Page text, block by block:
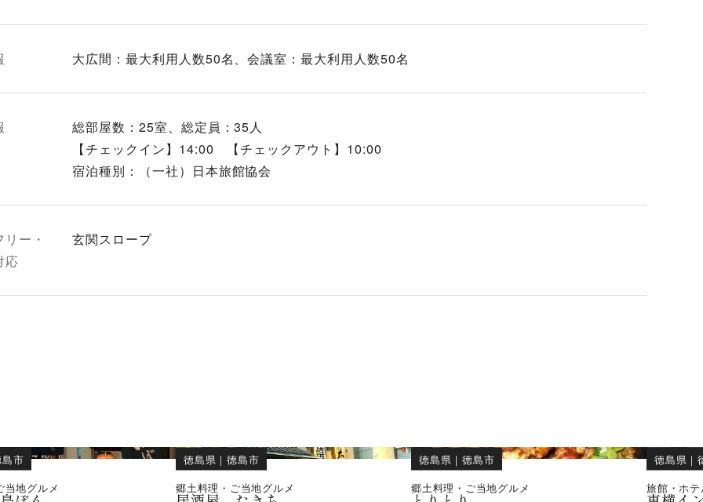
大広間：最大利用人数50名、会議室：最大利用人数50名
総部屋数：25室、総定員：35人
【チェックイン】14:00 【チェックアウト】10:00
宿泊種別：（一社）日本旅館協会
ー・
応
玄関スロープ
市
当地グルメ
徳島県 ｜徳島市
郷土料理・ご当地グルメ
徳島県 ｜徳島市
郷土料理・ご当地グルメ
徳島県 ｜
旅館・ホ